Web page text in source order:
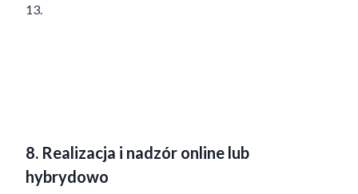
13.
8. Realizacja i nadzór online lub
hybrydowo